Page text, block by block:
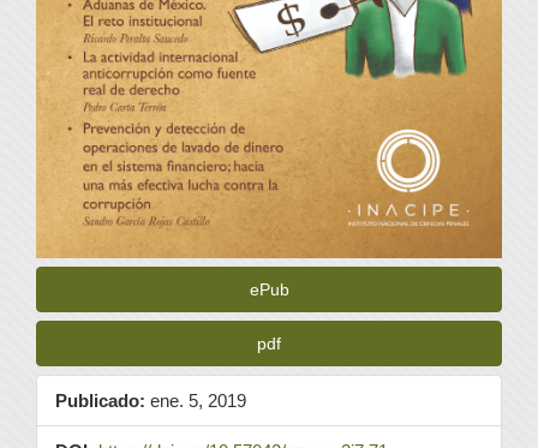
ePub
pdf
Publicado: ene. 5, 2019